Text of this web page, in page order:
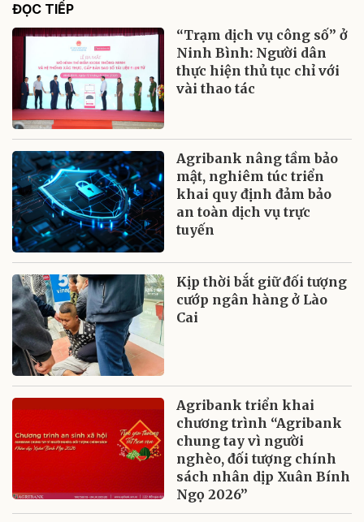
ĐỌC TIẾP
“Trạm dịch vụ công số” ở
Ninh Bình: Người dân
thực hiện thủ tục chỉ với
vài thao tác
Agribank nâng tầm bảo
mật, nghiêm túc triển
khai quy định đảm bảo
an toàn dịch vụ trực
tuyến
Kịp thời bắt giữ đối tượng
cướp ngân hàng ở Lào
Cai
Agribank triển khai
chương trình “Agribank
chung tay vì người
nghèo, đối tượng chính
sách nhân dịp Xuân Bính
Ngọ 2026”